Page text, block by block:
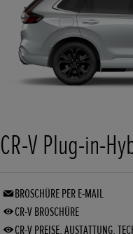
CR-V Plug-in-
BROSCHÜRE PER E-MAIL
CR-V BROSCHÜRE
CR-V PREISE, AUSTATTUNG,